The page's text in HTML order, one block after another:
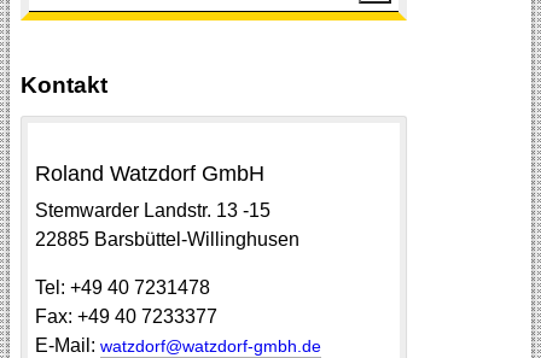
Kontakt
Roland Watzdorf GmbH
Stemwarder Landstr. 13 -15
22885 Barsbüttel-Willinghusen
Tel: +49 40 7231478
Fax: +49 40 7233377
E-Mail: watzdorf@watzdorf-gmbh.de